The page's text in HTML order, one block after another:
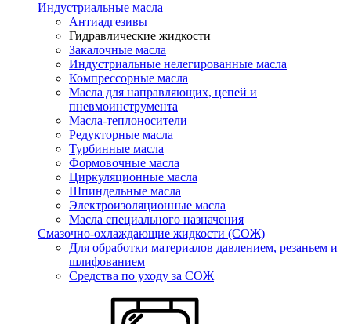
Индустриальные масла
Антиадгезивы
Гидравлические жидкости
Закалочные масла
Индустриальные нелегированные масла
Компрессорные масла
Масла для направляющих, цепей и
пневмоинструмента
Масла-теплоносители
Редукторные масла
Турбинные масла
Формовочные масла
Циркуляционные масла
Шпиндельные масла
Электроизоляционные масла
Масла специального назначения
Смазочно-охлаждающие жидкости (СОЖ)
Для обработки материалов давлением, резаньем и
шлифованием
Средства по уходу за СОЖ